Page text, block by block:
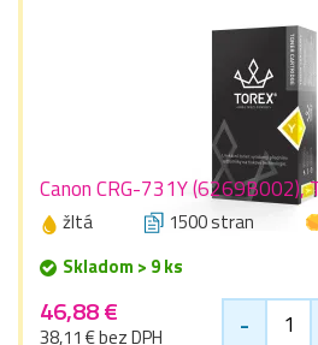
Canon CRG-731Y (6269B002),
žltá 1500 stran
Skladom > 9 ks
46,88 €
38,11 € bez DPH -